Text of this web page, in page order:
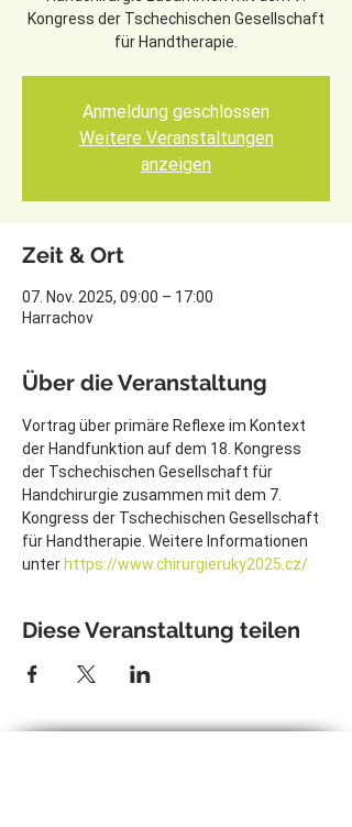
Kongress der Tschechischen Gesellschaft
für Handtherapie.
Anmeldung geschlossen
Weitere Veranstaltungen
anzeigen
Zeit & Ort
07. Nov. 2025, 09:00 – 17:00
Harrachov
Über die Veranstaltung
Vortrag über primäre Reflexe im Kontext
der Handfunktion auf dem 18. Kongress
der Tschechischen Gesellschaft für
Handchirurgie zusammen mit dem 7.
Kongress der Tschechischen Gesellschaft
für Handtherapie. Weitere Informationen
unter https://www.chirurgieruky2025.cz/
Diese Veranstaltung teilen